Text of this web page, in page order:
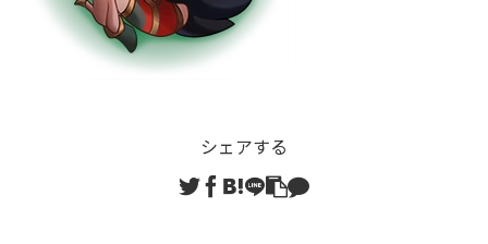
シェアする